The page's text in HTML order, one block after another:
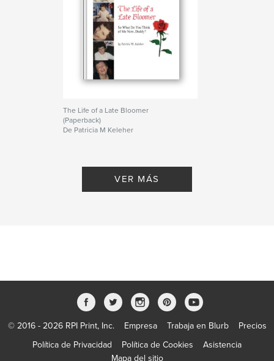
The Life of a Late Bloomer
(Paperback)
De Patricia M Keleher
VER MÁS
© 2016 - 2026 RPI Print, Inc. Empresa Trabaja en Blurb
Precios
Política de Privacidad
Política de Cookies
Asistencia
Mapa del sitio